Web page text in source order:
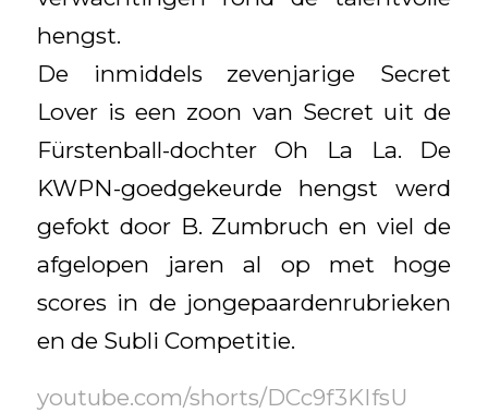
hengst.
De inmiddels zevenjarige Secret
Lover is een zoon van Secret uit de
Fürstenball-dochter Oh La La. De
KWPN-goedgekeurde hengst werd
gefokt door B. Zumbruch en viel de
afgelopen jaren al op met hoge
scores in de jongepaardenrubrieken
en de Subli Competitie.
youtube.com/shorts/DCc9f3KIfsU